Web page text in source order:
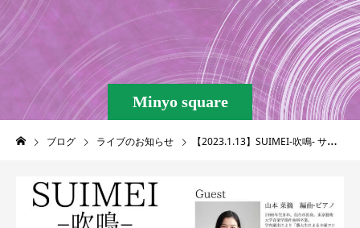
Minyo square
ブログ ライブのお知らせ 【2023.1.13】SUIMEI-吹鳴- サロンコンサートvol.1